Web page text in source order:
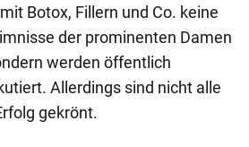
Botox, Fillern und Co. keine
der prominenten Damen
werden öffentlich
Allerdings sind nicht alle
gekrönt.